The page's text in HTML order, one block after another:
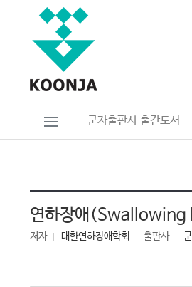
군자출판사 출간도서
연하장애(Swallowing
저자 대한연하장애학회 출판사